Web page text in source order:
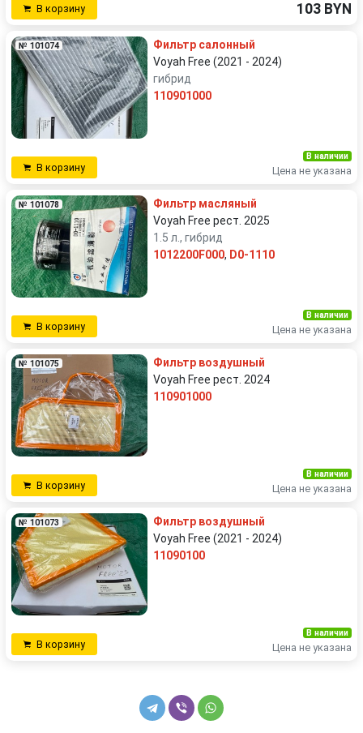
В корзину 103 BYN
№ 101074
Фильтр салонный
Voyah Free (2021 - 2024)
гибрид
110901000
В корзину
В наличии
Цена не указана
№ 101078
Фильтр масляный
Voyah Free рест. 2025
1.5 л., гибрид
1012200F000, D0-1110
В корзину
В наличии
Цена не указана
№ 101075
Фильтр воздушный
Voyah Free рест. 2024
110901000
В корзину
В наличии
Цена не указана
№ 101073
Фильтр воздушный
Voyah Free (2021 - 2024)
11090100
В корзину
В наличии
Цена не указана